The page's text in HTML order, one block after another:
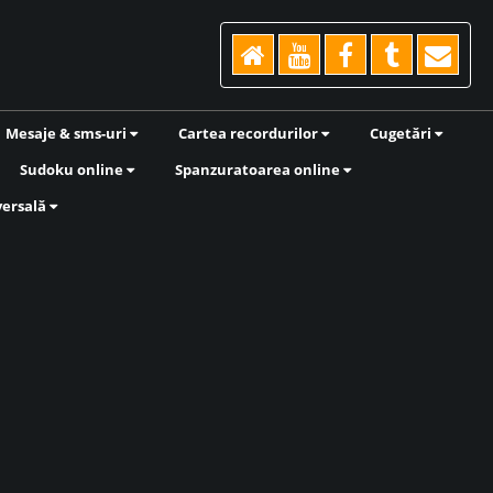
Mesaje & sms-uri Cartea recordurilor
Cugetări
Sudoku online
Spanzuratoarea online